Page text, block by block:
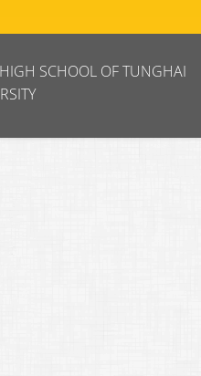
SCHOOL OF TUNGHAI